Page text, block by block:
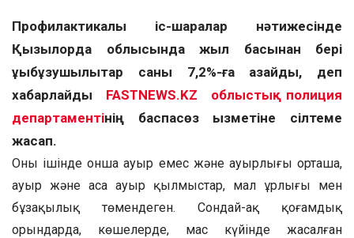
Профилактикалық іс-шаралар нәтижесінде
Қызылорда облысында жыл басынан бері
құқықбұзушылықтар саны 7,2%-ға азайды, деп
хабарлайды FASTNEWS.KZ
облыстық полиция
департаментінің баспасөз қызметіне сілтеме
жасап.
Оның ішінде онша ауыр емес және ауырлығы орташа,
ауыр және аса ауыр қылмыстар, мал ұрлығы мен
бұзақылық төмендеген. Сондай-ақ қоғамдық
орындарда, көшелерде, мас күйінде жасалған